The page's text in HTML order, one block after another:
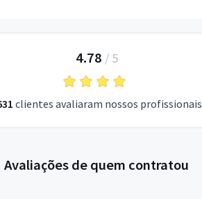
4.78 / 5
clientes avaliaram nossos profissionais
Avaliações de quem contratou